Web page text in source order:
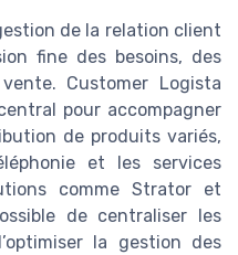
de la relation client
fine des besoins, des
Customer Logista
pour accompagner
de produits variés,
et les services
comme Strator et
de centraliser les
la gestion des